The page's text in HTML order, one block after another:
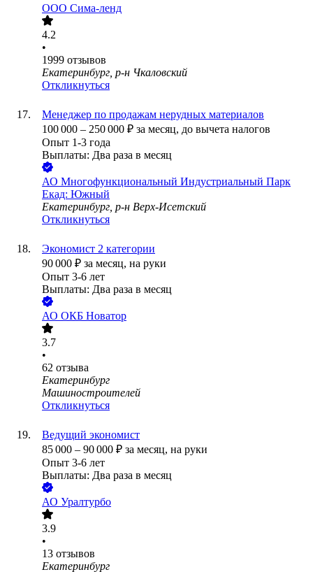
ООО Сима-ленд
4.2
•
1999 отзывов
Екатеринбург, р-н Чкаловский
Откликнуться
Менеджер по продажам нерудных материалов
100 000 – 250 000 ₽ за месяц, до вычета налогов
Опыт 1-3 года
Выплаты: Два раза в месяц
АО Многофункциональный Индустриальный Парк
Екад: Южный
Екатеринбург, р-н Верх-Исетский
Откликнуться
Экономист 2 категории
90 000 ₽ за месяц, на руки
Опыт 3-6 лет
Выплаты: Два раза в месяц
АО ОКБ Новатор
3.7
•
62 отзыва
Екатеринбург
Машиностроителей
Откликнуться
Ведущий экономист
85 000 – 90 000 ₽ за месяц, на руки
Опыт 3-6 лет
Выплаты: Два раза в месяц
АО Уралтурбо
3.9
•
13 отзывов
Екатеринбург